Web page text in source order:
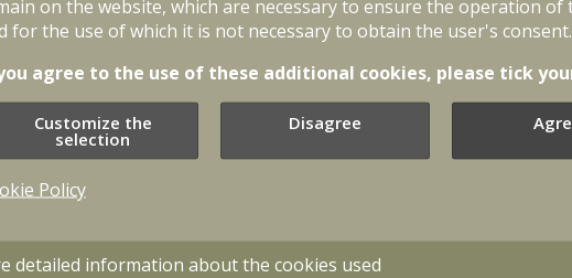
palīdzēt augstas vērtības satelītiem, kuru datus
pret potenciāliem uzbrukumiem satelītu saules
NATO Eiropas partneri par vienu no
palielināšanu, lai veicinātu Eiropas stratēģisko
atbalstīti 150 uzņēmumi no 24 valstīm.
saņem uzņēmumi no Latvijas, Slovākijas,
programmas paplašināšanos uz jaunām
apņēmību veicināt tehnoloģisko drošību visā
on the website, which are necessary to ensure the operation of
for the use of which it is not necessary to obtain the user's consent.
agree to the use of these additional cookies, please tick
Customize the
selection
Disagree
Policy
detailed information about the cookies used